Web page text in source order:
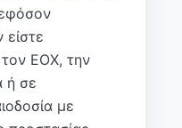
είστε
ΕΟΧ, την
ή σε
με